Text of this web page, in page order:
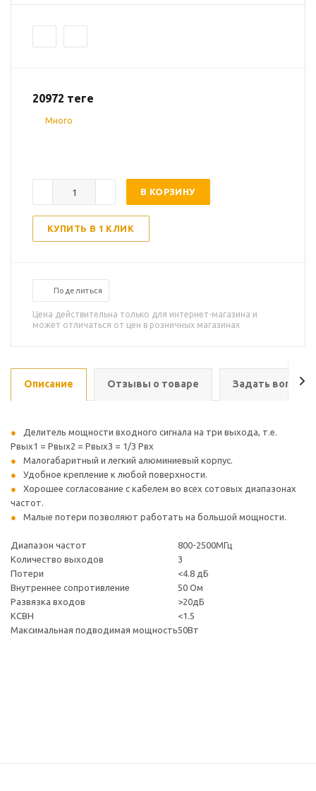
20972 теңге
Много
В КОРЗИНУ
КУПИТЬ В 1 КЛИК
Поделиться
Цена действительна только для интернет-магазина и
может отличаться от цен в розничных магазинах
Описание Отзывы о товаре Задать вопрос
Делитель мощности входного сигнала на три выхода, т.е.
Рвых1 = Рвых2 = Рвых3 = 1/3 Рвх
Малогабаритный и легкий алюминиевый корпус.
Удобное крепление к любой поверхности.
Хорошее согласование с кабелем во всех сотовых диапазонах
частот.
Малые потери позволяют работать на большой мощности.
Диапазон частот
800-2500МГц
Количество выходов
3
Потери
<4.8 дБ
Внутреннее сопротивление
50 Ом
Развязка входов
>20дБ
КСВН
<1.5
Максимальная подводимая мощность50Вт